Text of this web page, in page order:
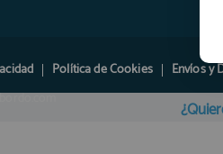
Política de Cookies Envíos y